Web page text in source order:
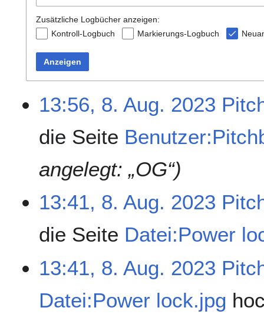
Zusätzliche Logbücher anzeigen:
Kontroll-Logbuch
Markierungs-Logbuch
Anzeigen
13:56, 8. Aug. 2023
die Seite
angelegt: „OG“)
13:41, 8. Aug. 2023
die Seite Datei:Power
13:41, 8. Aug. 2023
Datei:Power lock.jpg